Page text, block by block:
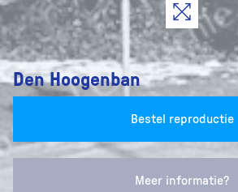
Den Hoogenban
Bestel reproductie
Meer informatie?